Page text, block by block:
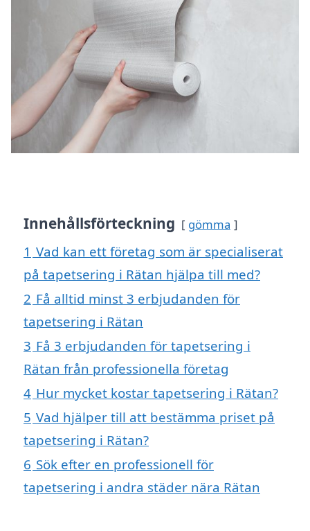
Innehållsförteckning gömma
1 Vad kan ett företag som är specialiserat
på tapetsering i Rätan hjälpa till med?
2 Få alltid minst 3 erbjudanden för
tapetsering i Rätan
3 Få 3 erbjudanden för tapetsering i
Rätan från professionella företag
4 Hur mycket kostar tapetsering i Rätan?
5 Vad hjälper till att bestämma priset på
tapetsering i Rätan?
6 Sök efter en professionell för
tapetsering i andra städer nära Rätan